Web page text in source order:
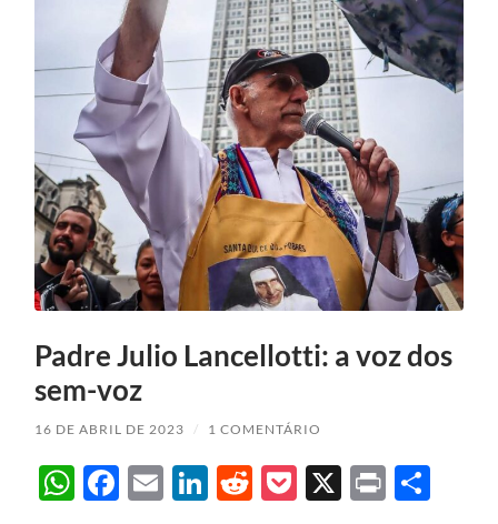
Padre Julio Lancellotti: a voz dos
sem-voz
16 DE ABRIL DE 2023 / 1 COMENTÁRIO
WhatsApp
Facebook
EmailLinkedIn
Reddit
Pocket
X Print